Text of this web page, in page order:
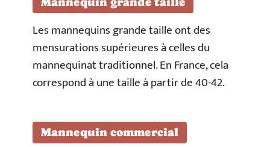
Les mannequins grande taille ont des
mensurations supérieures à celles du
mannequinat traditionnel. En France, cela
correspond à une taille à partir de 40-42.
Mannequin commercial